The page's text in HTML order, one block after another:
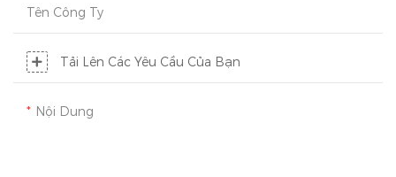
Tên Công Ty
Tải Lên Các Yêu Cầu Của Bạn
Nội Dung